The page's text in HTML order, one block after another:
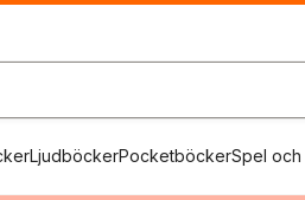
LjudböckerPocketböckerSpel och